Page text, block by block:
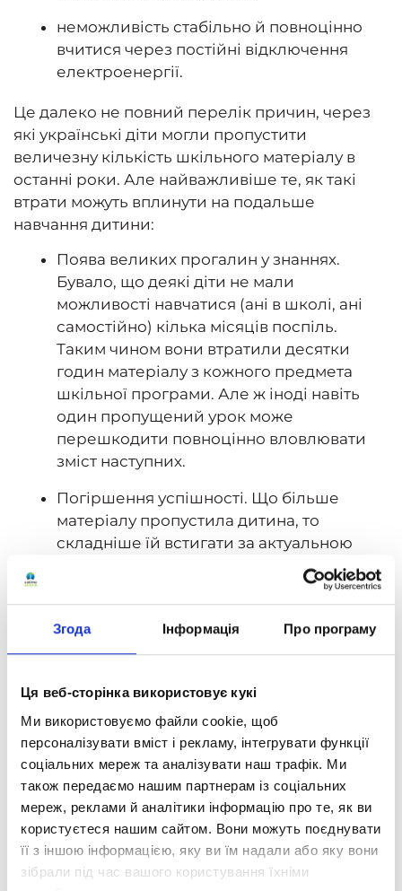
Згода Інформація Про програму
Ця веб-сторінка використовує кукі
Ми використовуємо файли cookie, щоб
персоналізувати вміст і рекламу, інтегрувати функції
соціальних мереж та аналізувати наш трафік. Ми
також передаємо нашим партнерам із соціальних
мереж, реклами й аналітики інформацію про те, як ви
користуєтеся нашим сайтом. Вони можуть поєднувати
її з іншою інформацією, яку ви їм надали або яку вони
зібрали під час вашого користування їхніми
неможливість стабільно й повноцінно
вчитися через постійні відключення
електроенергії.
Це далеко не повний перелік причин, через
які українські діти могли пропустити
величезну кількість шкільного матеріалу в
останні роки. Але найважливіше те, як такі
втрати можуть вплинути на подальше
навчання дитини:
Поява великих прогалин у знаннях.
Бувало, що деякі діти не мали
можливості навчатися (ані в школі, ані
самостійно) кілька місяців поспіль.
Таким чином вони втратили десятки
годин матеріалу з кожного предмета
шкільної програми. Але ж іноді навіть
один пропущений урок може
перешкодити повноцінно вловлювати
зміст наступних.
Погіршення успішності. Що більше
матеріалу пропустила дитина, то
складніше їй встигати за актуальною
програмою. Як наслідок — значне
«просідання» оцінок із більшості
предметів.
вчитися та необхідність максимально
швидко надолужити тижні (а іноді й
місяці) пропущених уроків, конспектів і
завдань — усе це сильно б'є по мотивації
дитини продовжувати навчання та
загальному психологічному стану.
Труднощі з підготовкою до іспитів. Усі
перелічені вище причини
безпосередньо впливають на рівень